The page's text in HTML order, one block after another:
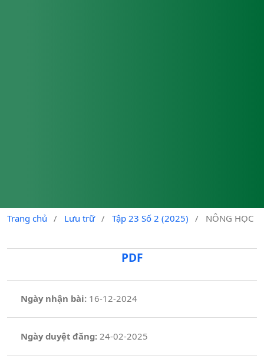
Trang chủ / Lưu trữ / Tập 23 Số 2 (2025) / NÔNG HỌC
PDF
Ngày nhận bài: 16-12-2024
Ngày duyệt đăng:24-02-2025